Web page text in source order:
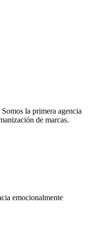
la primera agencia
de marcas.
emocionalmente